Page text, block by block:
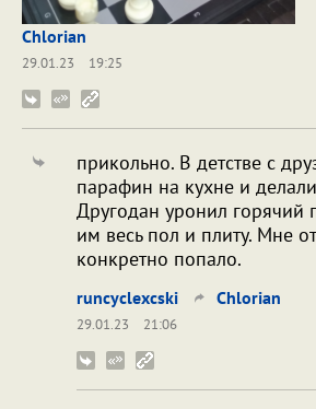
Chlorian
29.01.23
19:25
прикольно. В детстве с
парафин на кухне и
Другодан уронил горячий
им весь пол и плиту. Мне
конкретно попало.
runcyclexcski Chlorian
29.01.23
21:06